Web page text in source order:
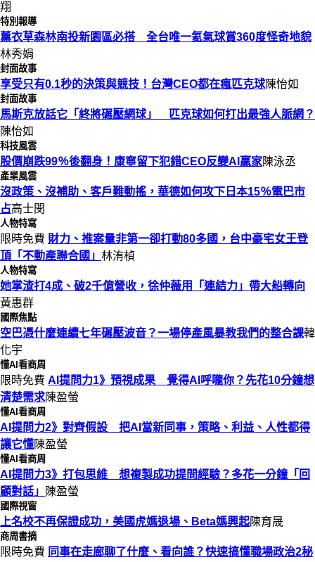
翔
特別報導
薰衣草森林南投新園區必搭 全台唯一氦氣球賞360度怪奇地貌
林秀娟
封面故事
享受只有0.1秒的決策與競技！台灣CEO都在瘋匹克球陳怡如
封面故事
馬斯克放話它「終將碾壓網球」 匹克球如何打出最強人脈網？
陳怡如
科技風雲
股價崩跌99％後翻身！康寧留下犯錯CEO反變AI贏家陳泳丞
產業風雲
沒政策、沒補助、客戶難動搖，華德如何攻下日本15％電巴市
占高士閔
人物特寫
限時免費 財力、推案量非第一卻打動80多國，台中豪宅女王登
頂「不動產聯合國」 林洧楨
人物特寫
她掌渣打4成、破2千億營收，徐仲薇用「連結力」帶大船轉向
黃惠群
國際焦點
空巴憑什麼連續七年碾壓波音？一場停產風暴教我們的整合課韓
化宇
懂AI看商周
限時免費 AI提問力1》預視成果 覺得AI呼嚨你？先花10分鐘想
清楚需求陳盈螢
懂AI看商周
AI提問力2》對齊假設 把AI當新同事，策略、利益、人性都得
讓它懂陳盈螢
懂AI看商周
AI提問力3》打包思維 想複製成功提問經驗？多花一分鐘「回
顧對話」
陳盈螢
國際視窗
上名校不再保證成功，美國虎媽退場、Beta媽興起陳育晟
商周書摘
限時免費 同事在走廊聊了什麼、看向誰？快速搞懂職場政治2秘